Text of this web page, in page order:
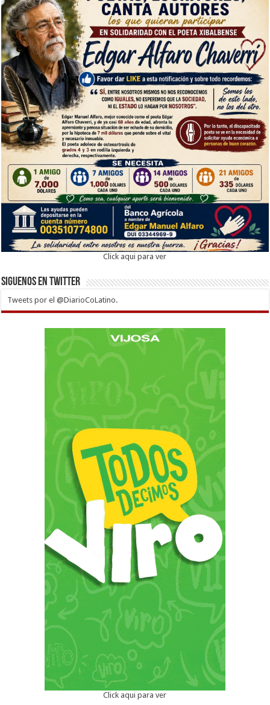
Click aqui para ver
Siguenos en twitter
Tweets por el @DiarioCoLatino.
Click aqui para ver